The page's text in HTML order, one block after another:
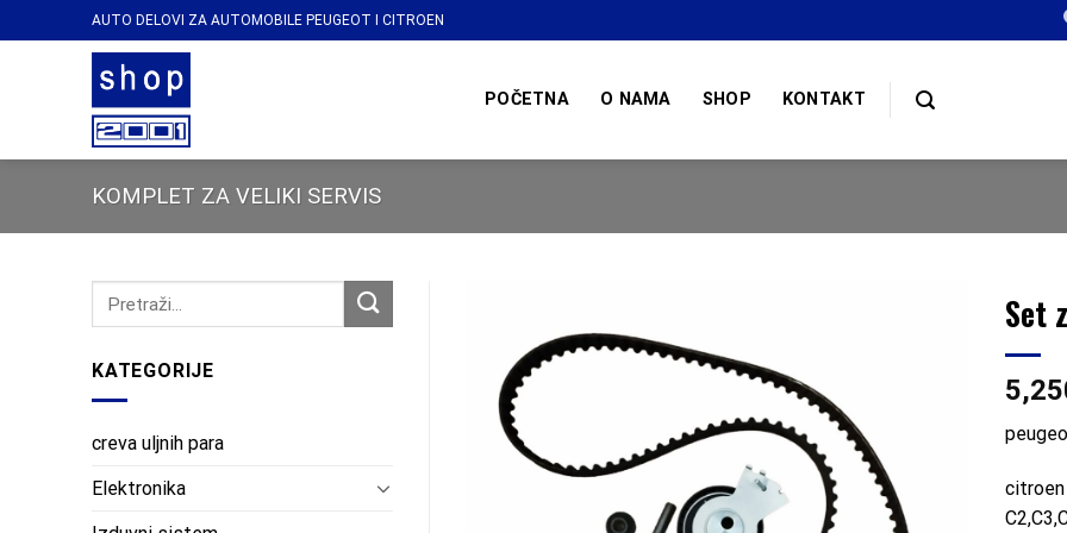
to
AUTO DELOVI ZA AUTOMOBILE PEUGEOT I CITROEN
POČETNA O NAMA SHOP KONTAKT
KOMPLET ZA VELIKI SERVIS
KATEGORIJE
creva uljnih para
Elektronika
Set